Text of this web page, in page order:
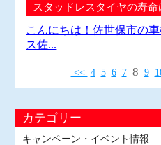
スタッドレスタイヤの寿命
こんにちは！佐世保市の
ス佐...
<< 4 5 6 78 9
カテゴリー
キャンペーン・イベント情報